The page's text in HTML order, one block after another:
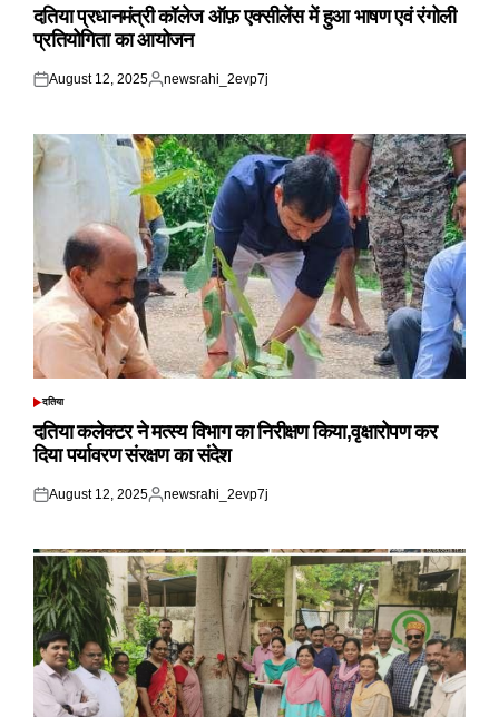
दतिया प्रधानमंत्री कॉलेज ऑफ़ एक्सीलेंस में हुआ भाषण एवं रंगोली
प्रतियोगिता का आयोजन
Posted
August 12, 2025
Posted
newsrahi_2evp7j
POSTED
दतिया
दतिया कलेक्टर ने मत्स्य विभाग का निरीक्षण किया,वृक्षारोपण कर
दिया पर्यावरण संरक्षण का संदेश
Posted
August 12, 2025
Posted
newsrahi_2evp7j